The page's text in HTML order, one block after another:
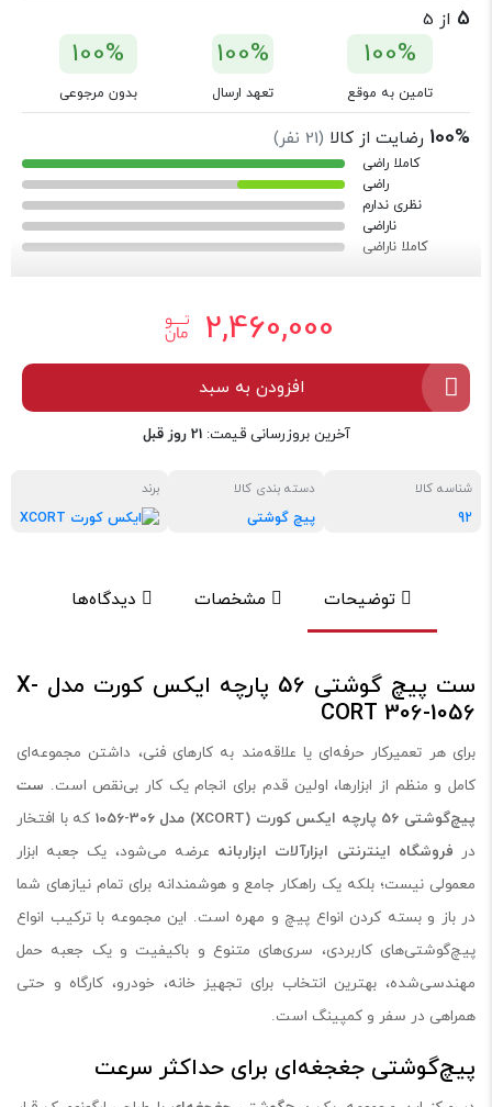
5 از 5
100%
تامین به موقع
100%
تعهد ارسال
100%
بدون مرجوعی
100% رضایت از کالا (
21 نفر)
کاملا راضی
راضی
نظری ندارم
ناراضی
کاملا ناراضی
2,460,000
افزودن به سبد
آخرین بروزرسانی قیمت:21 روز قبل
شناسه کالا
92
دسته بندی کالا
پیچ گوشتی
برند
توضیحات مشخصات دیدگاه‌ها
ست پیچ گوشتی 56 پارچه ایکس کورت مدل X-
CORT 306-1056
برای هر تعمیرکار حرفه‌ای یا علاقه‌مند به کارهای فنی، داشتن مجموعه‌ای
کامل و منظم از ابزارها، اولین قدم برای انجام یک کار بی‌نقص است. ست
پیچ‌گوشتی 56 پارچه ایکس کورت
(XCORT) مدل 306-1056
که با افتخار
در فروشگاه اینترنتی ابزارآلات ابزاربانه عرضه می‌شود، یک جعبه ابزار
معمولی نیست؛ بلکه یک راهکار جامع و هوشمندانه برای تمام نیازهای شما
در باز و بسته کردن انواع پیچ و مهره است. این مجموعه با ترکیب انواع
پیچ‌گوشتی‌های کاربردی، سری‌های متنوع و باکیفیت و یک جعبه حمل
مهندسی‌شده، بهترین انتخاب برای تجهیز خانه، خودرو، کارگاه و حتی
همراهی در سفر و کمپینگ است.
پیچ‌گوشتی جغجغه‌ای برای حداکثر سرعت